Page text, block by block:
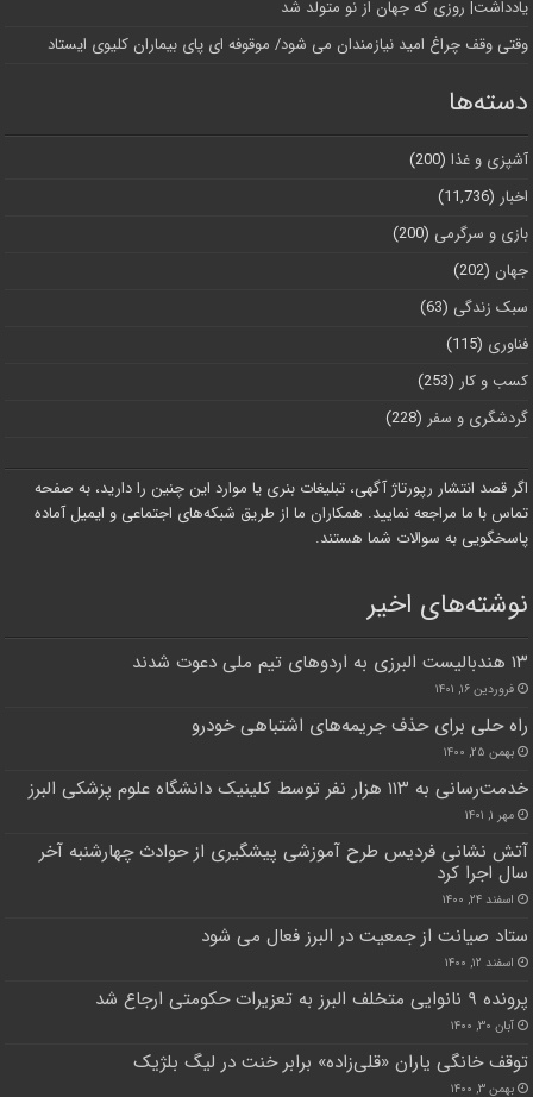
یادداشت| روزی که جهان از نو متولد شد
وقتی وقف چراغ امید نیازمندان می شود/ موقوفه ای پای بیماران کلیوی ایستاد
دسته‌ها
آشپزی و غذا (200)
اخبار (11,736)
بازی و سرگرمی (200)
جهان (202)
سبک زندگی (63)
فناوری (115)
کسب و کار (253)
گردشگری و سفر (228)
اگر قصد انتشار رپورتاژ آگهی، تبلیغات بنری یا موارد این چنین را دارید، به صفحه
تماس با ما مراجعه نمایید. همکاران ما از طریق شبکه‌های اجتماعی و ایمیل آماده
پاسخگویی به سوالات شما هستند.
نوشته‌های اخیر
۱۳ هندبالیست البرزی به اردوهای تیم ملی دعوت شدند
فروردین ۱۶, ۱۴۰۱
راه حلی برای حذف جریمه‌های اشتباهی خودرو
بهمن ۲۵, ۱۴۰۰
خدمت‌رسانی به ۱۱۳ هزار نفر توسط کلینیک دانشگاه علوم پزشکی البرز
مهر ۱, ۱۴۰۱
آتش نشانی فردیس طرح آموزشی پیشگیری از حوادث چهارشنبه آخر
سال اجرا کرد
اسفند ۲۴, ۱۴۰۰
ستاد صیانت از جمعیت در البرز فعال می شود
اسفند ۱۲, ۱۴۰۰
پرونده ۹ نانوایی متخلف البرز به تعزیرات حکومتی ارجاع شد
آبان ۳۰, ۱۴۰۰
توقف خانگی یاران «قلی‌زاده» برابر خنت در لیگ بلژیک
بهمن ۳, ۱۴۰۰